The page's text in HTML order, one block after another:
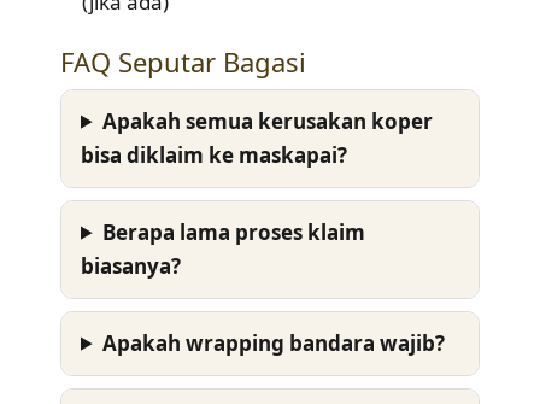
FAQ Seputar Bagasi
Apakah semua kerusakan koper
bisa diklaim ke maskapai?
Berapa lama proses klaim
biasanya?
Apakah wrapping bandara wajib?